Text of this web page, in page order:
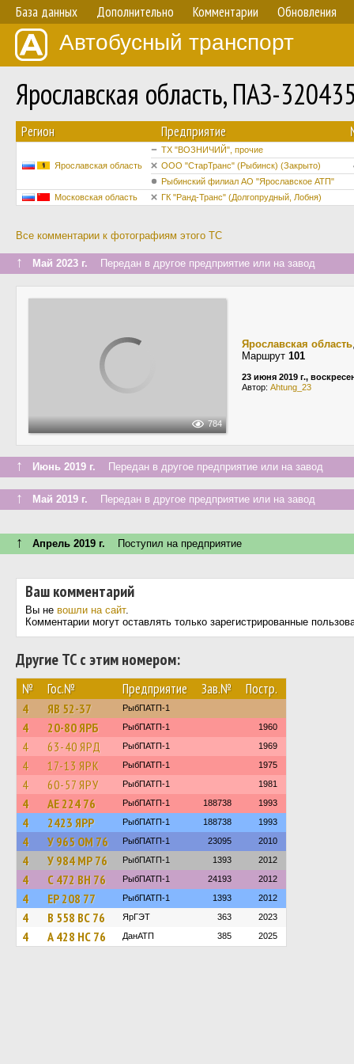
База данных Дополнительно Комментарии Обновления
Автобусный транспорт
Ярославская область, ПАЗ-
Регион Предприятие
Ярославская область
ТХ "ВОЗНИЧИЙ", прочие
ООО "СтарТранс" (Рыбинск) (Закрыто)
Рыбинский филиал АО "Ярославское АТП"
Московская область ГК "Ранд-Транс" (Долгопрудный, Лобня)
Все комментарии к фотографиям этого ТС
↑ Май 2023 г. Передан в другое предприятие или на завод
784
Ярославская область,
Маршрут 101
23 июня 2019 г.,
Автор: Ahtung_23
↑ Июнь 2019 г. Передан в другое предприятие или на завод
↑ Май 2019 г. Передан в другое предприятие или на завод
↑ Апрель 2019 г. Поступил на предприятие
Ваш комментарий
Вы не вошли на сайт.
Комментарии могут оставлять только зарегистрированные
Другие ТС с этим номером:
№ Гос.№ Предприятие Зав.№ Постр.
4 ЯВ 52-37 РыбПАТП-1
4 20-80 ЯРБ РыбПАТП-1 1960
4 63-40 ЯРД РыбПАТП-1 1969
4 17-13 ЯРК РыбПАТП-1 1975
4 60-57 ЯРУ РыбПАТП-1 1981
4 АЕ 224 76 РыбПАТП-1 188738 1993
4 2423 ЯРР РыбПАТП-1 188738 1993
4 У 965 ОМ 76 РыбПАТП-1 23095 2010
4 У 984 МР 76 РыбПАТП-1 1393 2012
4 С 472 ВН 76 РыбПАТП-1 24193 2012
4 ЕР 208 77 РыбПАТП-1 1393 2012
4 В 558 ВС 76 ЯрГЭТ 363 2023
4 А 428 НС 76 ДанАТП 385 2025